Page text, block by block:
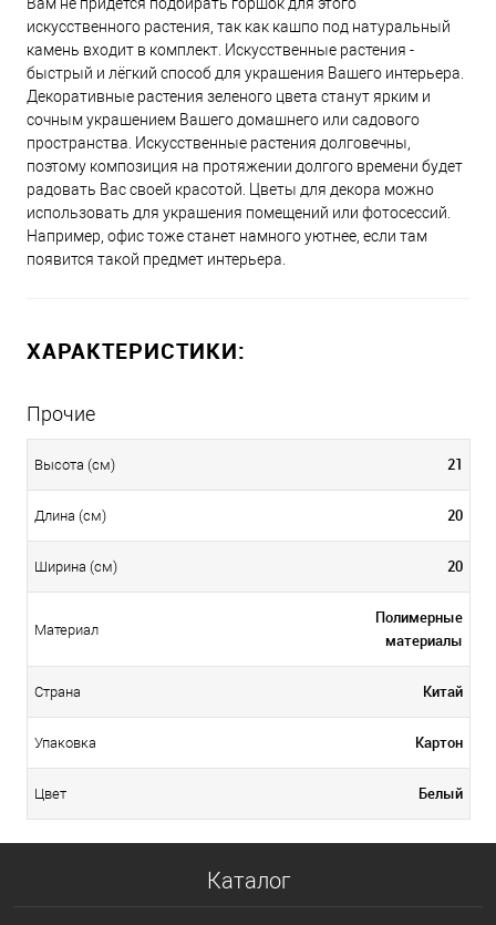
искусственного растения, так как кашпо под натуральный
камень входит в комплект. Искусственные растения -
быстрый и лёгкий способ для украшения Вашего интерьера.
Декоративные растения зеленого цвета станут ярким и
сочным украшением Вашего домашнего или садового
пространства. Искусственные растения долговечны,
поэтому композиция на протяжении долгого времени будет
радовать Вас своей красотой. Цветы для декора можно
использовать для украшения помещений или фотоcесcий.
Например, офис тоже станет намного уютнее, если там
появится такой предмет интерьера.
ХАРАКТЕРИСТИКИ:
Прочие
Высота (см) 21
Длина (см) 20
Ширина (см) 20
Материал
Полимерные
материалы
Страна Китай
Упаковка Картон
Цвет Белый
Каталог